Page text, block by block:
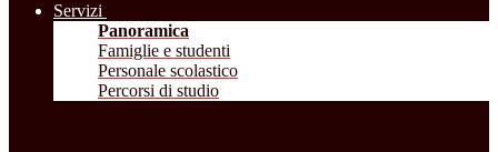
Servizi
Panoramica
Famiglie e studenti
Personale scolastico
Percorsi di studio